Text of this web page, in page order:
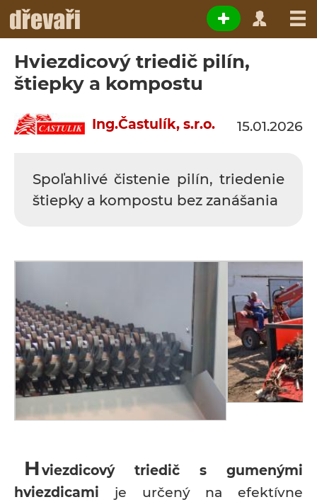
Hviezdicový triedič pilín,
štiepky a kompostu
Ing.Častulík, s.r.o. 15.01.2026
Spoľahlivé čistenie pilín, triedenie
štiepky a kompostu bez zanášania
Hviezdicový triedič s gumenými
hviezdicami je určený na efektívne